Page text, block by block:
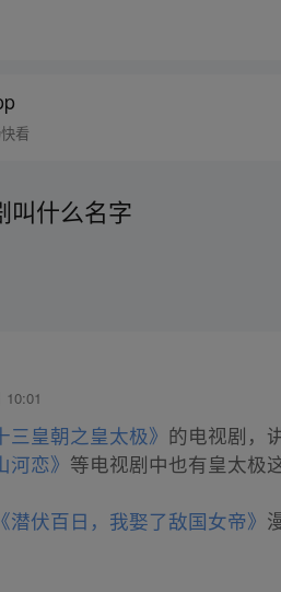
看
叫什么名字
10:01
三皇朝之皇太极》 的电视剧，
河恋》 等电视剧中也有皇太极
《潜伏百日，我娶了敌国女帝》